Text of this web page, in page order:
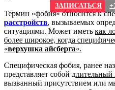
ЗАПИСАТЬСЯ
Термин «фобия» относится к
расстройств, вызываемых
ситуациями. Может иметь как
более широкое, когда
«верхушка айсберга«.
Специфическая фобия, ранее
представляет собой длительный
вызванный присутствием или